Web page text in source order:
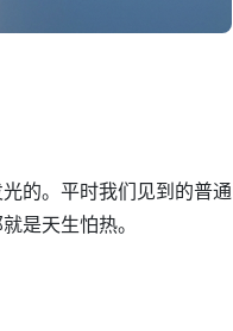
的。平时我们见到的普通
是天生怕热。